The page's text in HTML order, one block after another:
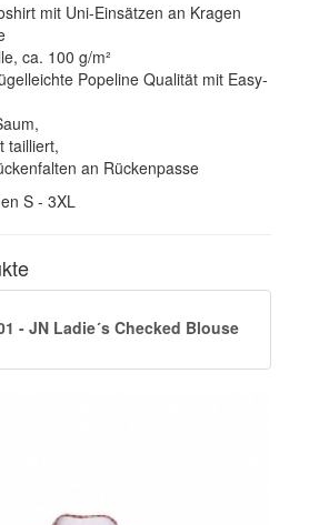
mit Uni-Einsätzen an Kragen
ca. 100 g/m²
Popeline Qualität mit Easy-
tailliert,
an Rückenpasse
S - 3XL
- JN Ladie´s Checked Blouse